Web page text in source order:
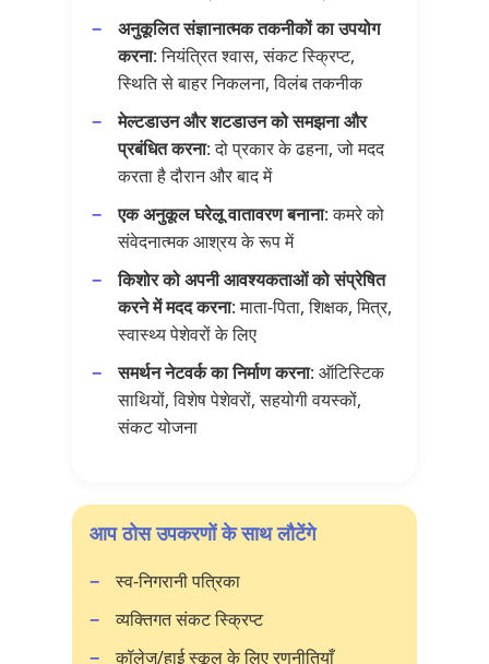
अनुकूलित संज्ञानात्मक तकनीकों का उपयोग
करना: नियंत्रित श्वास, संकट स्क्रिप्ट,
स्थिति से बाहर निकलना, विलंब तकनीक
मेल्टडाउन और शटडाउन को समझना और
प्रबंधित करना: दो प्रकार के ढहना, जो मदद
करता है दौरान और बाद में
एक अनुकूल घरेलू वातावरण बनाना: कमरे को
संवेदनात्मक आश्रय के रूप में
किशोर को अपनी आवश्यकताओं को संप्रेषित
करने में मदद करना: माता-पिता, शिक्षक, मित्र,
स्वास्थ्य पेशेवरों के लिए
समर्थन नेटवर्क का निर्माण करना: ऑटिस्टिक
साथियों, विशेष पेशेवरों, सहयोगी वयस्कों,
संकट योजना
आप ठोस उपकरणों के साथ लौटेंगे
स्व-निगरानी पत्रिका
व्यक्तिगत संकट स्क्रिप्ट
कॉलेज/हाई स्कूल के लिए रणनीतियाँ